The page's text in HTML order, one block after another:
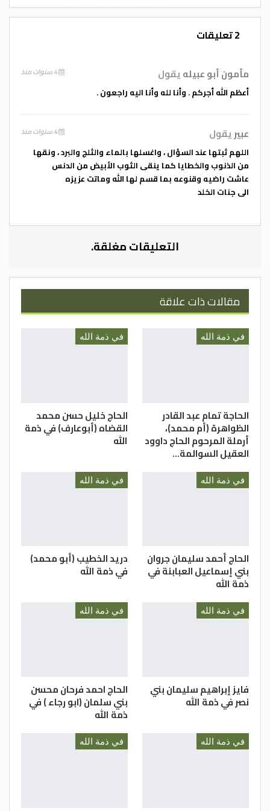
عموم عشيرة العسولي ،، سائلين العلي القدير
أن يتغمدها بواسع رحمته ويسكنها فسيح
اللهم اغفـر لها وارحمها و اعف عنها واكرم
نزلها ووسع مدخلها واغسلها بالماء والثلج
الابيض من الدنس و أبدلها دارآ خيرآ من دارها و
قها فتنة القبر وعذاب النار..
إنا لله وإنا إليه راجعون
2 تعليقات
مأمون أبو عبيلهيقول
أعظم الله أجركم . وأنا لله وأنا اليه راجعون .
عبيريقول
اللهم ثبتها عند السؤال ، واغسلها بالماء والثلج والبرد ، ونقها
من الذنوب والخطايا كما ينقى الثوب الأبيض من الدنس
عاشت راضيه وقنوعه بما قسم لها الله وماتت عزيزه
الى جنات الخلد
التعليقات مغلقة.
مقالات ذات علاقة
في ذمة الله
الحاجة تمام عبد القادر
الظواهرة (أم محمد)،
أرملة المرحوم الحاج داوود
العقيل السوالمة…
في ذمة الله
الحاج خليل حسن محمد
القضاه (أبوعارف) في ذمة
الله
في ذمة الله
الحاج أحمد سليمان جروان
بني إسماعيل العبابنة في
ذمة الله
في ذمة الله
دريد الخطيب (أبو محمد)
في ذمة الله
في ذمة الله
فايز إبراهيم سليمان بني
نصر في ذمة الله
في ذمة الله
الحاج احمد فرحان محسن
بني سلمان (ابو رجاء ) في
ذمة الله
في ذمة الله في ذمة الله